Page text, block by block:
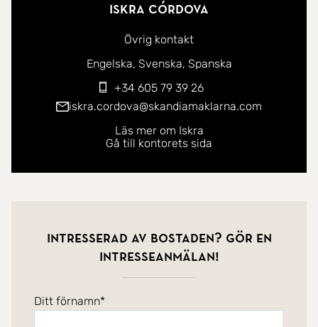
Iskra Córdova
Övrig kontakt
Du kan kontakta mig på följande språk:
Engelska Svenska Spanska
+34 605 79 39 26
iskra.cordova@skandiamaklarna.com
Läs mer om Iskra
Gå till kontorets sida
Intresserad av bostaden? Gör en
intresseanmälan!
Ditt förnamn